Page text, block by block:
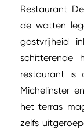
Restaurant
de watten
gastvrijheid
schitterende
restaurant is
Michelinster
het terras
zelfs